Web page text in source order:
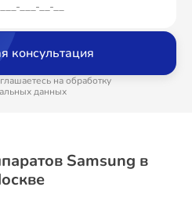
консультация
на обработку
данных
Samsung в